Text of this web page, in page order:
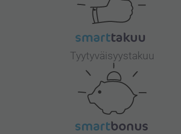
Tyytyväisyystakuu